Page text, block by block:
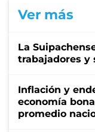
Ver más
La
trabajadores y
Inflación y
economía
promedio